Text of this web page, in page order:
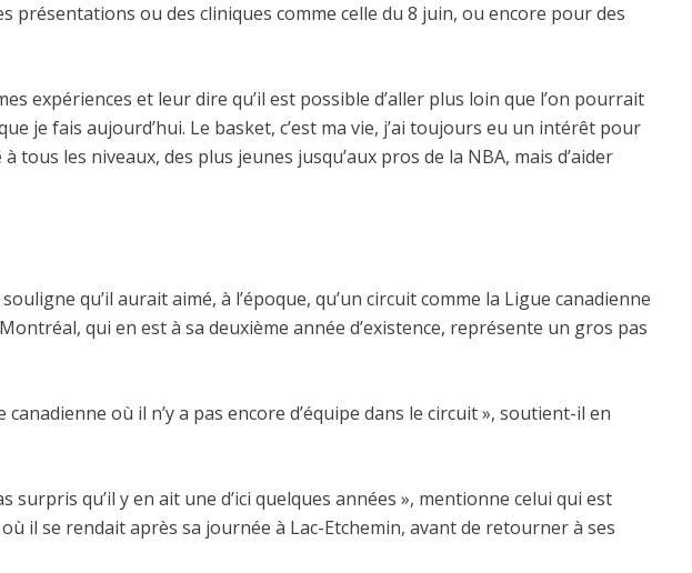
ou des cliniques comme celle du 8 juin, ou encore pour des
expériences et leur dire qu’il est possible d’aller plus loin que l’on pourrait
je fais aujourd’hui. Le basket, c’est ma vie, j’ai toujours eu un intérêt pour
tous les niveaux, des plus jeunes jusqu’aux pros de la NBA, mais d’aider
qu’il aurait aimé, à l’époque, qu’un circuit comme la Ligue canadienne
qui en est à sa deuxième année d’existence, représente un gros pas
où il n’y a pas encore d’équipe dans le circuit », soutient-il en
surpris qu’il y en ait une d’ici quelques années », mentionne celui qui est
il se rendait après sa journée à Lac-Etchemin, avant de retourner à ses